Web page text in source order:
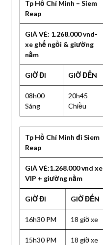
Tp Hồ Chí Minh – Siem
Reap
GIÁ VÉ: 1.268.000 vnd-
xe ghế ngồi & giường
nằm
GIỜ ĐI GIỜ ĐẾN
08h00
Sáng
20h45
Chiều
Tp Hồ Chí Minh đi Siem
Reap
GIÁ VÉ:1.268.000 vnd xe
VIP + giường nằm
GIỜ ĐI GIỜ ĐẾN
16h30 PM
18 giờ xe
15h30 PM
18 giờ xe